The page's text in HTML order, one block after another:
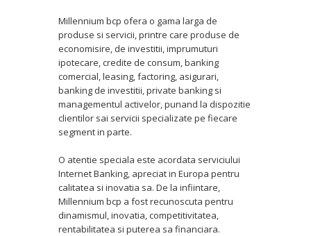
Millennium bcp ofera o gama larga de
produse si servicii, printre care produse de
economisire, de investitii, imprumuturi
ipotecare, credite de consum, banking
comercial, leasing, factoring, asigurari,
banking de investitii, private banking si
managementul activelor, punand la dispozitie
clientilor sai servicii specializate pe fiecare
segment in parte.
O atentie speciala este acordata serviciului
Internet Banking, apreciat in Europa pentru
calitatea si inovatia sa. De la infiintare,
Millennium bcp a fost recunoscuta pentru
dinamismul, inovatia, competitivitatea,
rentabilitatea si puterea sa financiara.